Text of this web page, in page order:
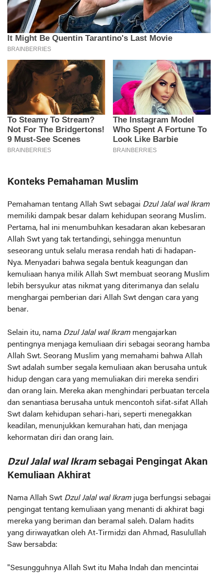
Konteks Pemahaman Muslim
Pemahaman tentang Allah Swt sebagai Dzul Jalal wal Ikram
memiliki dampak besar dalam kehidupan seorang Muslim.
Pertama, hal ini menumbuhkan kesadaran akan kebesaran
Allah Swt yang tak tertandingi, sehingga menuntun
seseorang untuk selalu merasa rendah hati di hadapan-
Nya. Menyadari bahwa segala bentuk keagungan dan
kemuliaan hanya milik Allah Swt membuat seorang Muslim
lebih bersyukur atas nikmat yang diterimanya dan selalu
menghargai pemberian dari Allah Swt dengan cara yang
benar.
Selain itu, nama Dzul Jalal wal Ikram mengajarkan
pentingnya menjaga kemuliaan diri sebagai seorang hamba
Allah Swt. Seorang Muslim yang memahami bahwa Allah
Swt adalah sumber segala kemuliaan akan berusaha untuk
hidup dengan cara yang memuliakan diri mereka sendiri
dan orang lain. Mereka akan menghindari perbuatan tercela
dan senantiasa berusaha untuk mencontoh sifat-sifat Allah
Swt dalam kehidupan sehari-hari, seperti menegakkan
keadilan, menunjukkan kemurahan hati, dan menjaga
kehormatan diri dan orang lain.
Dzul Jalal wal Ikramsebagai Pengingat Akan
Kemuliaan Akhirat
Nama Allah Swt Dzul Jalal wal Ikram juga berfungsi sebagai
pengingat tentang kemuliaan yang menanti di akhirat bagi
mereka yang beriman dan beramal saleh. Dalam hadits
yang diriwayatkan oleh At-Tirmidzi dan Ahmad, Rasulullah
Saw bersabda:
"Sesungguhnya Allah Swt itu Maha Indah dan mencintai